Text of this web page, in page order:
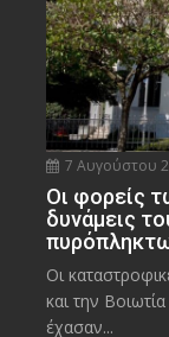
7 Αυγούστου
Οι φορείς
δυνάμεις
Οι
και την
έχασαν...